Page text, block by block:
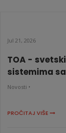
Jul 21, 2026
TOA -
sistemima
Novosti •
PROČITAJ VIŠE